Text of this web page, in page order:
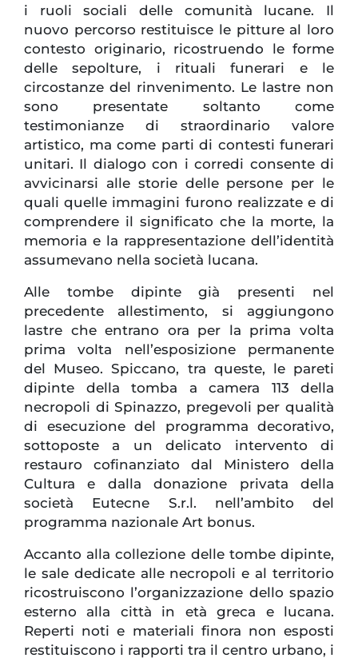
i ruoli sociali delle comunità lucane. Il
nuovo percorso restituisce le pitture al loro
contesto originario, ricostruendo le forme
delle sepolture, i rituali funerari e le
circostanze del rinvenimento. Le lastre non
sono presentate soltanto come
testimonianze di straordinario valore
artistico, ma come parti di contesti funerari
unitari. Il dialogo con i corredi consente di
avvicinarsi alle storie delle persone per le
quali quelle immagini furono realizzate e di
comprendere il significato che la morte, la
memoria e la rappresentazione dell’identità
assumevano nella società lucana.
Alle tombe dipinte già presenti nel
precedente allestimento, si aggiungono
lastre che entrano ora per la prima volta
prima volta nell’esposizione permanente
del Museo. Spiccano, tra queste, le pareti
dipinte della tomba a camera 113 della
necropoli di Spinazzo, pregevoli per qualità
di esecuzione del programma decorativo,
sottoposte a un delicato intervento di
restauro cofinanziato dal Ministero della
Cultura e dalla donazione privata della
società Eutecne S.r.l. nell’ambito del
programma nazionale Art bonus.
Accanto alla collezione delle tombe dipinte,
le sale dedicate alle necropoli e al territorio
ricostruiscono l’organizzazione dello spazio
esterno alla città in età greca e lucana.
Reperti noti e materiali finora non esposti
restituiscono i rapporti tra il centro urbano, i